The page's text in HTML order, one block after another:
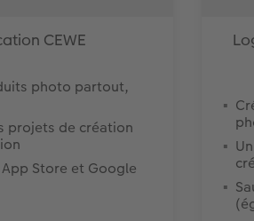
CEWE
photo partout,
projets de création
Store et Google